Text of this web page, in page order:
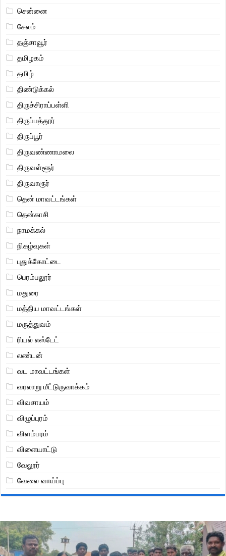
சென்னை
சேலம்
தஞ்சாவூர்
தமிழகம்
தமிழ்
திண்டுக்கல்
திருச்சிராப்பள்ளி
திருப்பத்தூர்
திருப்பூர்
திருவண்ணாமலை
திருவள்ளூர்
திருவாரூர்
தென் மாவட்டங்கள்
தென்காசி
நாமக்கல்
நிகழ்வுகள்
புதுக்கோட்டை
பெரம்பலூர்
மதுரை
மத்திய மாவட்டங்கள்
மருத்துவம்
ரியல் எஸ்டேட்
லண்டன்
வட மாவட்டங்கள்
வரலாறு மீட்டுருவாக்கம்
விவசாயம்
விழுப்புரம்
விளம்பரம்
விளையாட்டு
வேலூர்
வேலை வாய்ப்பு